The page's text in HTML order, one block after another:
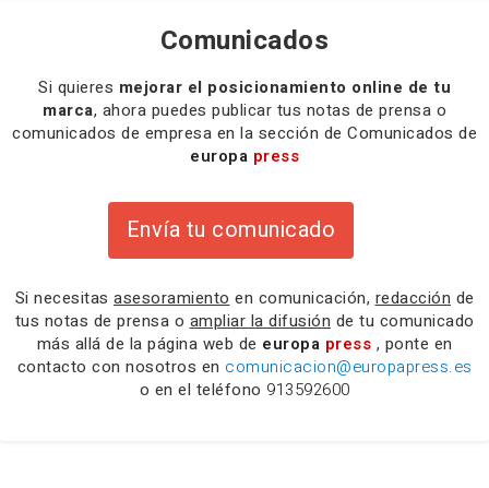
Comunicados
Si quieres mejorar el posicionamiento online de tu
marca, ahora puedes publicar tus notas de prensa o
comunicados de empresa en la sección de Comunicados de
europa press
Envía tu comunicado
Si necesitas asesoramiento en comunicación, redacción de
tus notas de prensa o ampliar la difusión de tu comunicado
más allá de la página web de europa press , ponte en
contacto con nosotros en comunicacion@europapress.es
o en el teléfono 913592600